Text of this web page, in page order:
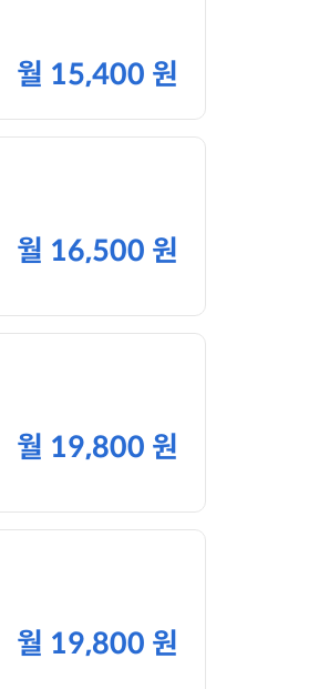
월 15,400 원
월 16,500 원
월 19,800 원
월 19,800 원